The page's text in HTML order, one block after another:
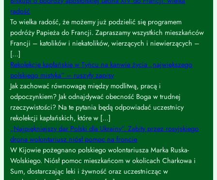
radość
To wielka radość, że możemy już podzielić się programem
podróży Papieża do Francji. Zapraszamy wszystkich mieszkańców
Francji – katolików i niekatolików, wierzących i niewierzących –
[…]
Rekolekcje kapłańskie w Tyńcu na kanwie życia „największego
polskiego mistyka” – ruszyły zapisy
Jak zachować równowagę między modlitwą, pracą i
odpoczynkiem? Jak odnajdywać obecność Boga w trudnej
rzeczywistości? Na te pytania będą odpowiadać uczestnicy
rekolekcji kapłańskich, które w […]
„Najpiękniejszy dar Polski dla Ukrainy”. Zabity przez rosyjskiego
drona wolontariusz niósł pomoc na froncie
W Kijowie pożegnano polskiego wolontariusza Marka Ruska-
Wolskiego. Niósł pomoc mieszkańcom w okolicach Charkowa i
Sum, dostarczając leki i żywność oraz uczestnicząc w